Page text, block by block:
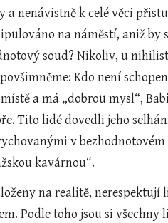
nenávistně k celé věci
na náměstí, aniž by
soud? Nikoliv, u
Kdo není
a má „dobrou mysl“,
Tito lidé dovedli jeho
v
kavárnou“.
na realitě, nerespektují
Podle toho jsou si